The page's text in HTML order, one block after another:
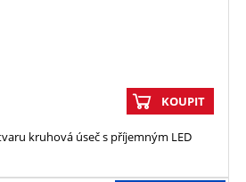
KOUPIT
kruhová úseč s příjemným LED